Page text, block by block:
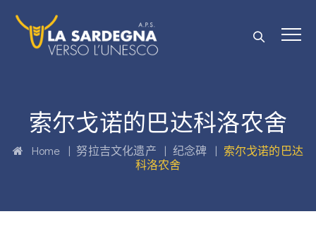
索尔戈诺的巴达科洛农舍
Home | 努拉吉文化遗产 | 纪念碑 | 索尔戈诺的巴达
科洛农舍